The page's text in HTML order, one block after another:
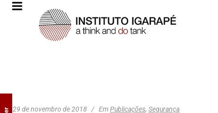
29 de novembro de 2018 Em Publicações, Segurança